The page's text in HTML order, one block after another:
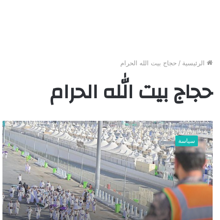
الرئيسية / حجاج بيت الله الحرام
حجاج بيت الله الحرام
ش
ا
ه
د
.
.
ح
ا
سياسة